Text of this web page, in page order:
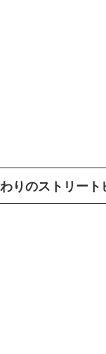
りのストリート